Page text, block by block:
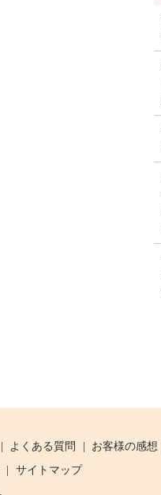
よくある質問 お客様の感想
サイトマップ